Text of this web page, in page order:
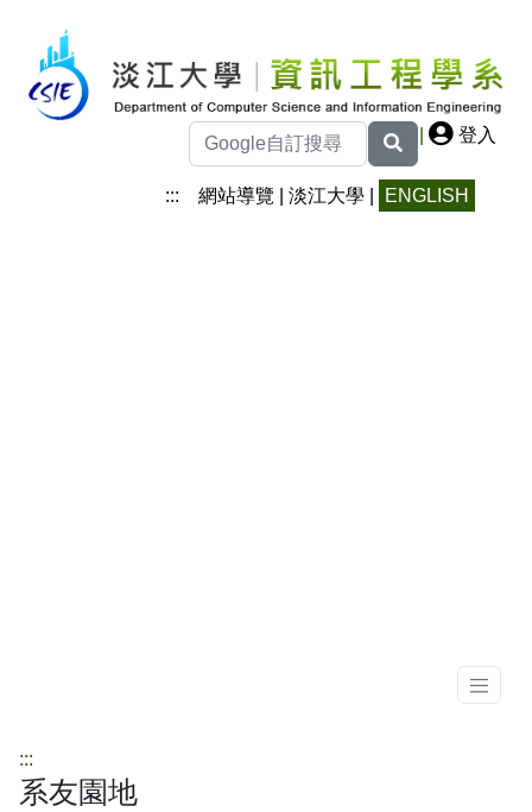
| 登入
::: 網站導覽 淡江大學 ENGLISH
:::
系友園地